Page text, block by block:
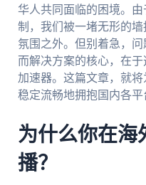
华人共同面临的困境。
制，我们被一堵无形的
氛围之外。但别着急，问
而解决方案的核心，在
加速器。这篇文章，就将
稳定流畅地拥抱国内各平
为什么你在海
播？